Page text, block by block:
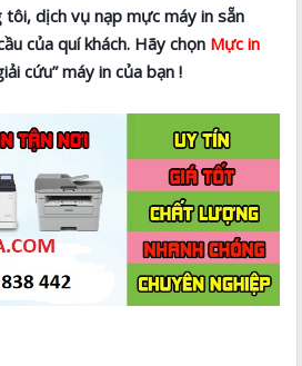
tôi, dịch vụ nạp mực máy in sẵn
của quí khách. Hãy chọn Mực in
cứu” máy in của bạn !